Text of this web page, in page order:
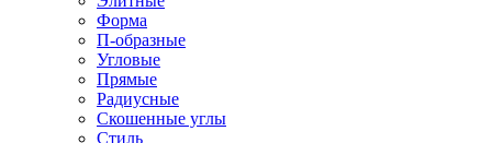
Форма
П-образные
Угловые
Прямые
Радиусные
Скошенные углы
Стиль